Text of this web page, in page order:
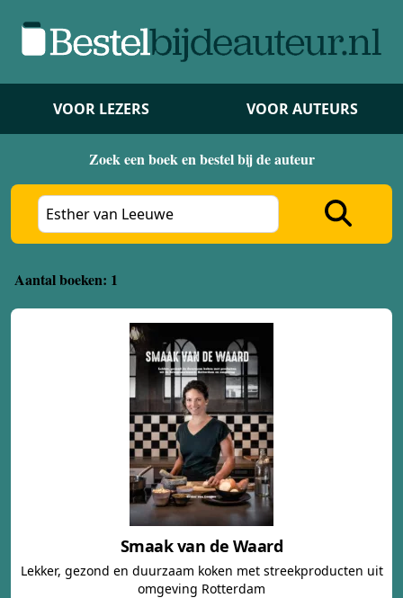
VOOR LEZERS VOOR AUTEURS
Zoek een boek en bestel bij de auteur
Aantal boeken: 1
Smaak van de Waard
Lekker, gezond en duurzaam koken met streekproducten uit
omgeving Rotterdam